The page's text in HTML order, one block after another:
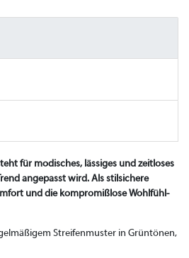
für modisches, lässiges und zeitloses
angepasst wird. Als stilsichere
und die kompromißlose Wohlfühl-
Streifenmuster in Grüntönen,